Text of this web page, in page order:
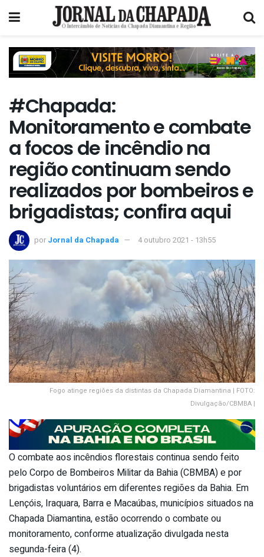
#Chapada:
Monitoramento e combate
a focos de incêndio na
região continuam sendo
realizados por bombeiros e
brigadistas; confira aqui
por Jornal da Chapada 4 outubro 2021 - 13h55
Fogo atinge regiões da distintas da Chapada Diamantina | FOTO:
Divulgação/CBMBA |
O combate aos incêndios florestais continua sendo feito
pelo Corpo de Bombeiros Militar da Bahia (CBMBA) e por
brigadistas voluntários em diferentes regiões da Bahia. Em
Lençóis, Iraquara, Barra e Macaúbas, municípios situados na
Chapada Diamantina, estão ocorrendo o combate ou
monitoramento, conforme atualização divulgada nesta
segunda-feira (4).